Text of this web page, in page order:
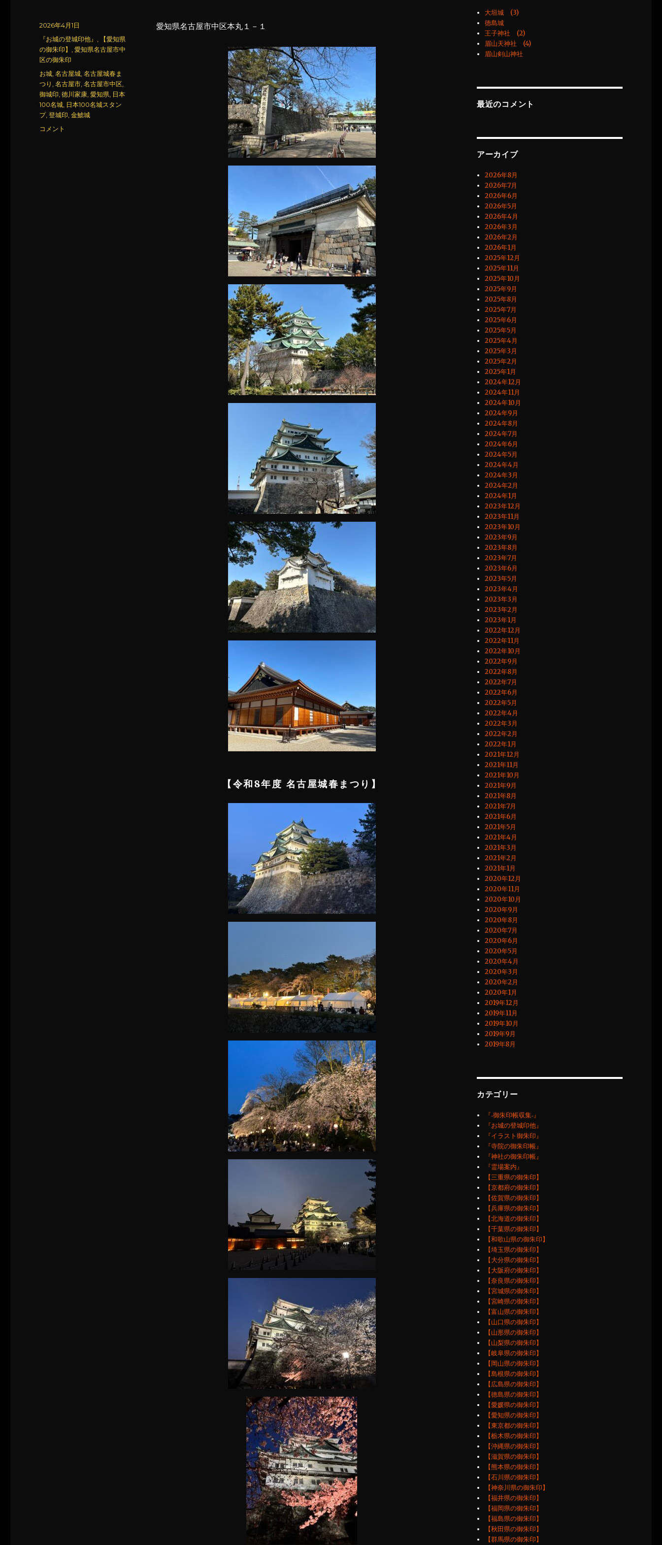
愛知県名古屋市中区本丸１－１
【令和8年度 名古屋城春まつり】
投
稿
日:
2026年4月1日
カ
テ
ゴ
リ
『お城の登城印他』
【愛知県
の御朱印】
,愛知県名古屋市中
区の御朱印
タ
グ
お城 ,名古屋城 ,名古屋城春ま
つり ,名古屋市 ,名古屋市中区
御城印 ,徳川家康 ,愛知県 日本
100名城 日本100名城スタン
プ,登城印 ,金鯱城
名
コメント
大垣城 (3)
徳島城
王子神社 (2)
眉山天神社 (4)
眉山剣山神社
最近のコメント
アーカイブ
2026年8月
2026年7月
2026年6月
2026年5月
2026年4月
2026年3月
2026年2月
2026年1月
2025年12月
2025年11月
2025年10月
2025年9月
2025年8月
2025年7月
2025年6月
2025年5月
2025年4月
2025年3月
2025年2月
2025年1月
2024年12月
2024年11月
2024年10月
2024年9月
2024年8月
2024年7月
2024年6月
2024年5月
2024年4月
2024年3月
2024年2月
2024年1月
2023年12月
2023年11月
2023年10月
2023年9月
2023年8月
2023年7月
2023年6月
2023年5月
2023年4月
2023年3月
2023年2月
2023年1月
2022年12月
2022年11月
2022年10月
2022年9月
2022年8月
2022年7月
2022年6月
2022年5月
2022年4月
2022年3月
2022年2月
2022年1月
2021年12月
2021年11月
2021年10月
2021年9月
2021年8月
2021年7月
2021年6月
2021年5月
2021年4月
2021年3月
2021年2月
2021年1月
2020年12月
2020年11月
2020年10月
2020年9月
2020年8月
2020年7月
2020年6月
2020年5月
2020年4月
2020年3月
2020年2月
2020年1月
2019年12月
2019年11月
2019年10月
2019年9月
2019年8月
カテゴリー
『‐御朱印帳収集‐』
『お城の登城印他』
『イラスト御朱印』
『寺院の御朱印帳』
『神社の御朱印帳』
『霊場案内』
【三重県の御朱印】
【京都府の御朱印】
【佐賀県の御朱印】
【兵庫県の御朱印】
【北海道の御朱印】
【千葉県の御朱印】
【和歌山県の御朱印】
【埼玉県の御朱印】
【大分県の御朱印】
【大阪府の御朱印】
【奈良県の御朱印】
【宮城県の御朱印】
【宮崎県の御朱印】
【富山県の御朱印】
【山口県の御朱印】
【山形県の御朱印】
【山梨県の御朱印】
【岐阜県の御朱印】
【岡山県の御朱印】
【島根県の御朱印】
【広島県の御朱印】
【徳島県の御朱印】
【愛媛県の御朱印】
【愛知県の御朱印】
【東京都の御朱印】
【栃木県の御朱印】
【沖縄県の御朱印】
【滋賀県の御朱印】
【熊本県の御朱印】
【石川県の御朱印】
【神奈川県の御朱印】
【福井県の御朱印】
【福岡県の御朱印】
【福島県の御朱印】
【秋田県の御朱印】
【群馬県の御朱印】